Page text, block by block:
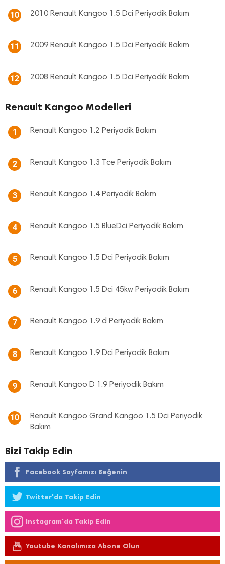
10 2010 Renault Kangoo 1.5 Dci Periyodik Bakım
11 2009 Renault Kangoo 1.5 Dci Periyodik Bakım
12 2008 Renault Kangoo 1.5 Dci Periyodik Bakım
Renault Kangoo Modelleri
1 Renault Kangoo 1.2 Periyodik Bakım
2 Renault Kangoo 1.3 Tce Periyodik Bakım
3 Renault Kangoo 1.4 Periyodik Bakım
4 Renault Kangoo 1.5 BlueDci Periyodik Bakım
5 Renault Kangoo 1.5 Dci Periyodik Bakım
6 Renault Kangoo 1.5 Dci 45kw Periyodik Bakım
7 Renault Kangoo 1.9 d Periyodik Bakım
8 Renault Kangoo 1.9 Dci Periyodik Bakım
9 Renault Kangoo D 1.9 Periyodik Bakım
10
Renault Kangoo Grand Kangoo 1.5 Dci Periyodik
Bakım
Bizi Takip Edin
Facebook Sayfamızı Beğenin
Twitter'da Takip Edin
Instagram'da Takip Edin
Youtube Kanalımıza Abone Olun